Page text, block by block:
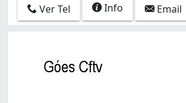
Ver Tel Info Email